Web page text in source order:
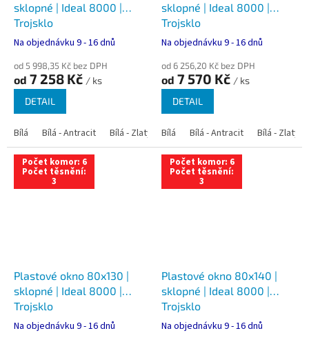
sklopné | Ideal 8000 |
Trojsklo
Na objednávku 9 - 16 dnů
od 5 998,35 Kč bez DPH
od 7 258 Kč / ks
DETAIL
Bílá Bílá - Antracit Bílá - Zlatý dub Bílá - Tmavý dub Bílá -
sklopné | Ideal 8000 |
Trojsklo
Na objednávku 9 - 16 dnů
od 6 256,20 Kč bez DPH
od 7 570 Kč / ks
DETAIL
Bílá Bílá - Antracit Bílá - Zlatý
Počet komor: 6
Počet těsnění:
3
Plastové okno 80x130 |
sklopné | Ideal 8000 |
Trojsklo
Na objednávku 9 - 16 dnů
Počet komor: 6
Počet těsnění:
3
Plastové okno 80x140 |
sklopné | Ideal 8000 |
Trojsklo
Na objednávku 9 - 16 dnů